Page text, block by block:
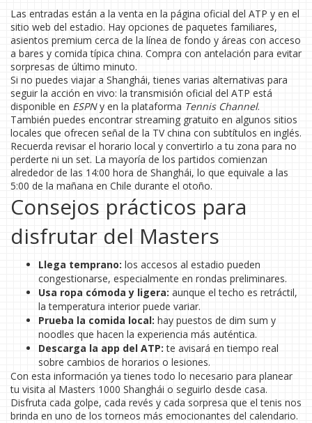
Las entradas están a la venta en la página oficial del ATP y en el
sitio web del estadio. Hay opciones de paquetes familiares,
asientos premium cerca de la línea de fondo y áreas con acceso
a bares y comida típica china. Compra con antelación para evitar
sorpresas de último minuto.
Si no puedes viajar a Shanghái, tienes varias alternativas para
seguir la acción en vivo: la transmisión oficial del ATP está
disponible en ESPNy en la plataforma Tennis Channel.
También puedes encontrar streaming gratuito en algunos sitios
locales que ofrecen señal de la TV china con subtítulos en inglés.
Recuerda revisar el horario local y convertirlo a tu zona para no
perderte ni un set. La mayoría de los partidos comienzan
alrededor de las 14:00 hora de Shanghái, lo que equivale a las
5:00 de la mañana en Chile durante el otoño.
Consejos prácticos para
disfrutar del Masters
Llega temprano: los accesos al estadio pueden
congestionarse, especialmente en rondas preliminares.
Usa ropa cómoda y ligera: aunque el techo es retráctil,
la temperatura interior puede variar.
Prueba la comida local: hay puestos de dim sum y
noodles que hacen la experiencia más auténtica.
Descarga la app del ATP:te avisará en tiempo real
sobre cambios de horarios o lesiones.
Con esta información ya tienes todo lo necesario para planear
tu visita al Masters 1000 Shanghái o seguirlo desde casa.
Disfruta cada golpe, cada revés y cada sorpresa que el tenis nos
brinda en uno de los torneos más emocionantes del calendario.